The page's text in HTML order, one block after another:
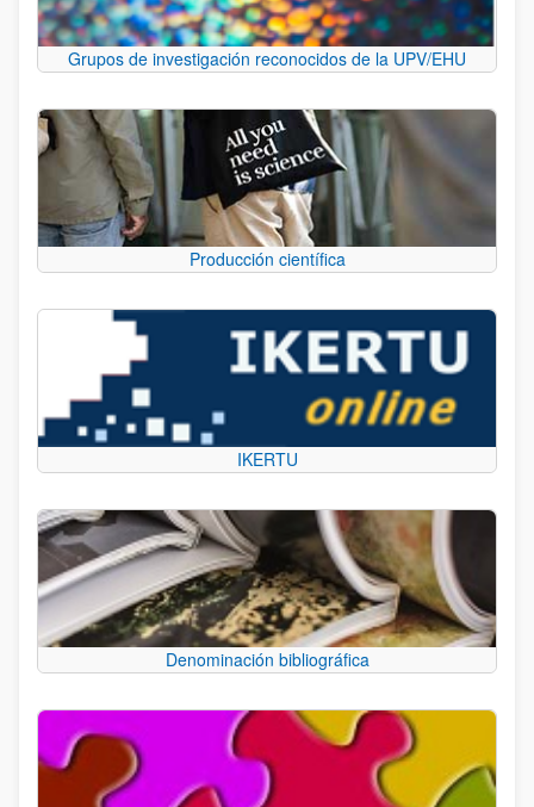
Grupos de investigación reconocidos de la UPV/EHU
Producción científica
IKERTU
Denominación bibliográfica